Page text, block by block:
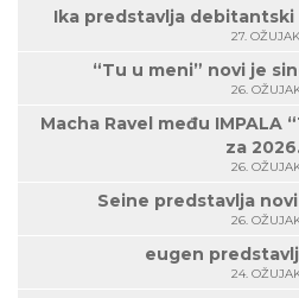
Ika predstavlja debitantski
27. OŽUJAK
“Tu u meni” novi je
26.
Macha Ravel među IMPALA
za
26.
Seine predstavlja
26.
eugen
24.